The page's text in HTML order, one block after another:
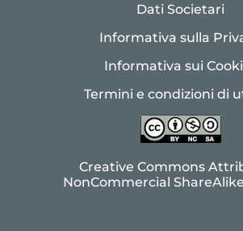
Dati Societari
Informativa sulla
Informativa sui
Termini e condizioni di
Creative Commons
NonCommercial